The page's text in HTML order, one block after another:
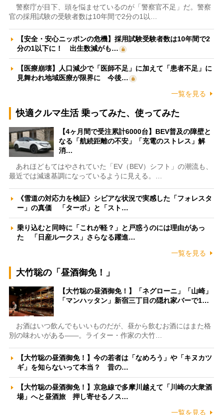
警察庁が目下、頭を悩ませているのが「警察官不足」だ。警察
官の採用試験の受験者数は10年間で2分の1以…
【安全・安心ニッポンの危機】採用試験受験者数は10年間で2
分の1以下に！ 出生数減がも…
【医療崩壊】人口減少で「医師不足」に加えて「患者不足」に
見舞われ地域医療が限界に 今後…
一覧を見る
快適クルマ生活 乗ってみた、使ってみた
【4ヶ月間で受注累計6000台】BEV普及の障壁と
なる「航続距離の不安」「充電のストレス」解
消…
あれほどもてはやされていた「EV（BEV）シフト」の潮流も、
最近では減速基調になっているように見える。…
《雪道の対応力を検証》シビアな状況で実感した「フォレスタ
ー」の真価 「ターボ」と「スト…
乗り込むと同時に「これが軽？」と戸惑うのには理由があっ
た 「日産ルークス」さらなる躍進…
一覧を見る
大竹聡の「昼酒御免！」
【大竹聡の昼酒御免！】「ネグローニ」「山崎」
「マンハッタン」新宿三丁目の隠れ家バーで1…
お酒はいつ飲んでもいいものだが、昼から飲むお酒にはまた格
別の味わいがある――。ライター・作家の大竹…
【大竹聡の昼酒御免！】今の若者は「なめろう」や「キヌカツ
ギ」を知らないって本当？ 昔の…
【大竹聡の昼酒御免！】京急線で多摩川越えて「川崎の大衆酒
場」へと昼酒旅 押し寄せるノス…
一覧を見る